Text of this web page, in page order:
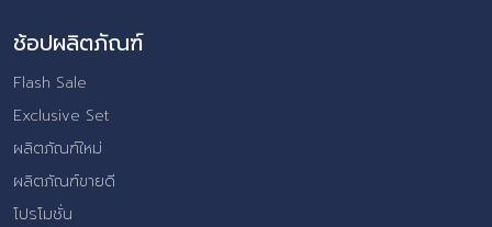
ช้อปผลิตภัณฑ์
Flash Sale
Exclusive Set
ผลิตภัณฑ์ใหม่
ผลิตภัณฑ์ขายดี
โปรโมชั่น